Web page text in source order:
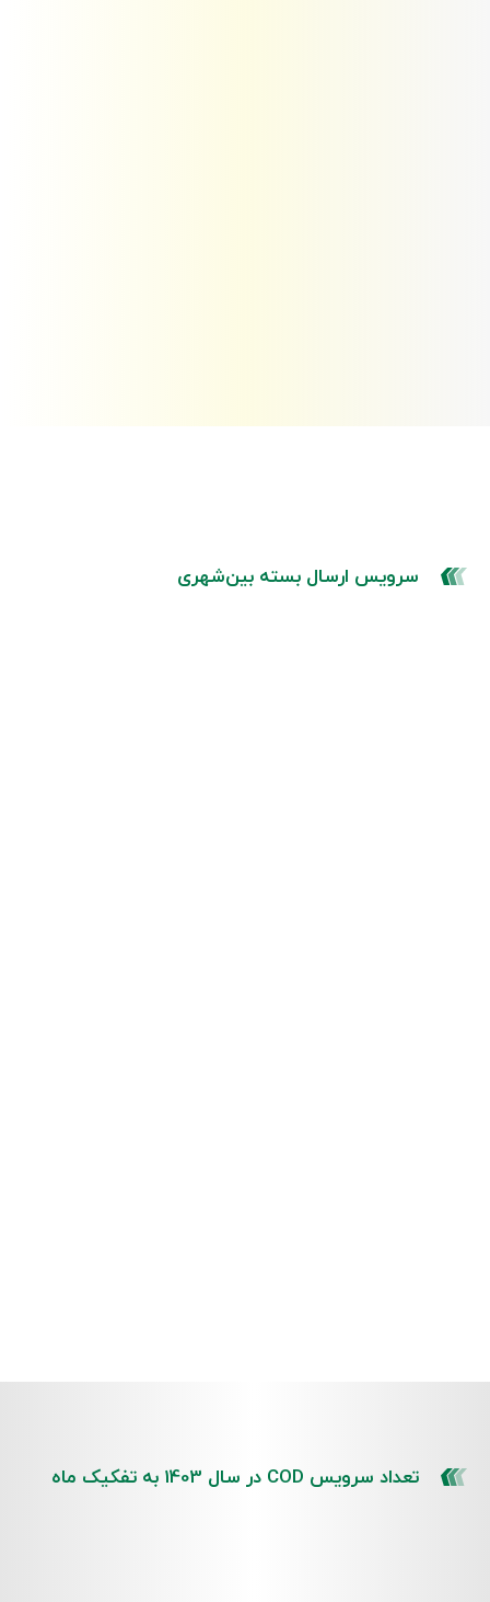
سرویس ارسال بسته بین‌شهری
تعداد سرویس COD در سال 1403 به تفکیک ماه